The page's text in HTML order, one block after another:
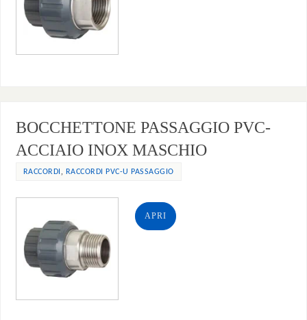
BOCCHETTONE PASSAGGIO PVC-
ACCIAIO INOX MASCHIO
RACCORDI RACCORDI PVC-U PASSAGGIO
APRI